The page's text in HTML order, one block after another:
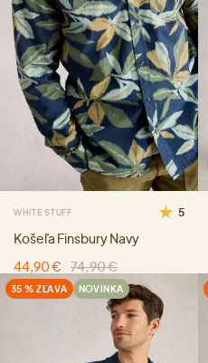
WHITE STUFF 5
Košeľa Finsbury Navy
44,90 €
74,90 €
35 % ZĽAVA NOVINKA